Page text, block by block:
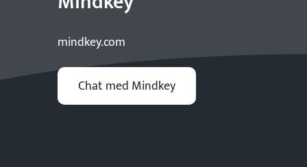
mindkey.com
Chat med Mindkey